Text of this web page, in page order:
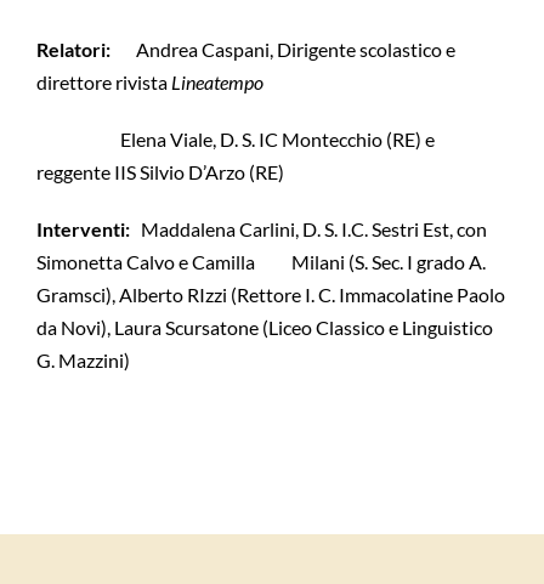
Relatori: Andrea Caspani, Dirigente scolastico e
direttore rivista Lineatempo
Elena Viale, D. S. IC Montecchio (RE) e
reggente IIS Silvio D’Arzo (RE)
Interventi: Maddalena Carlini, D. S. I.C. Sestri Est, con
Simonetta Calvo e Camilla Milani (S. Sec. I grado A.
Gramsci), Alberto RIzzi (Rettore I. C. Immacolatine Paolo
da Novi), Laura Scursatone (Liceo Classico e Linguistico
G. Mazzini)